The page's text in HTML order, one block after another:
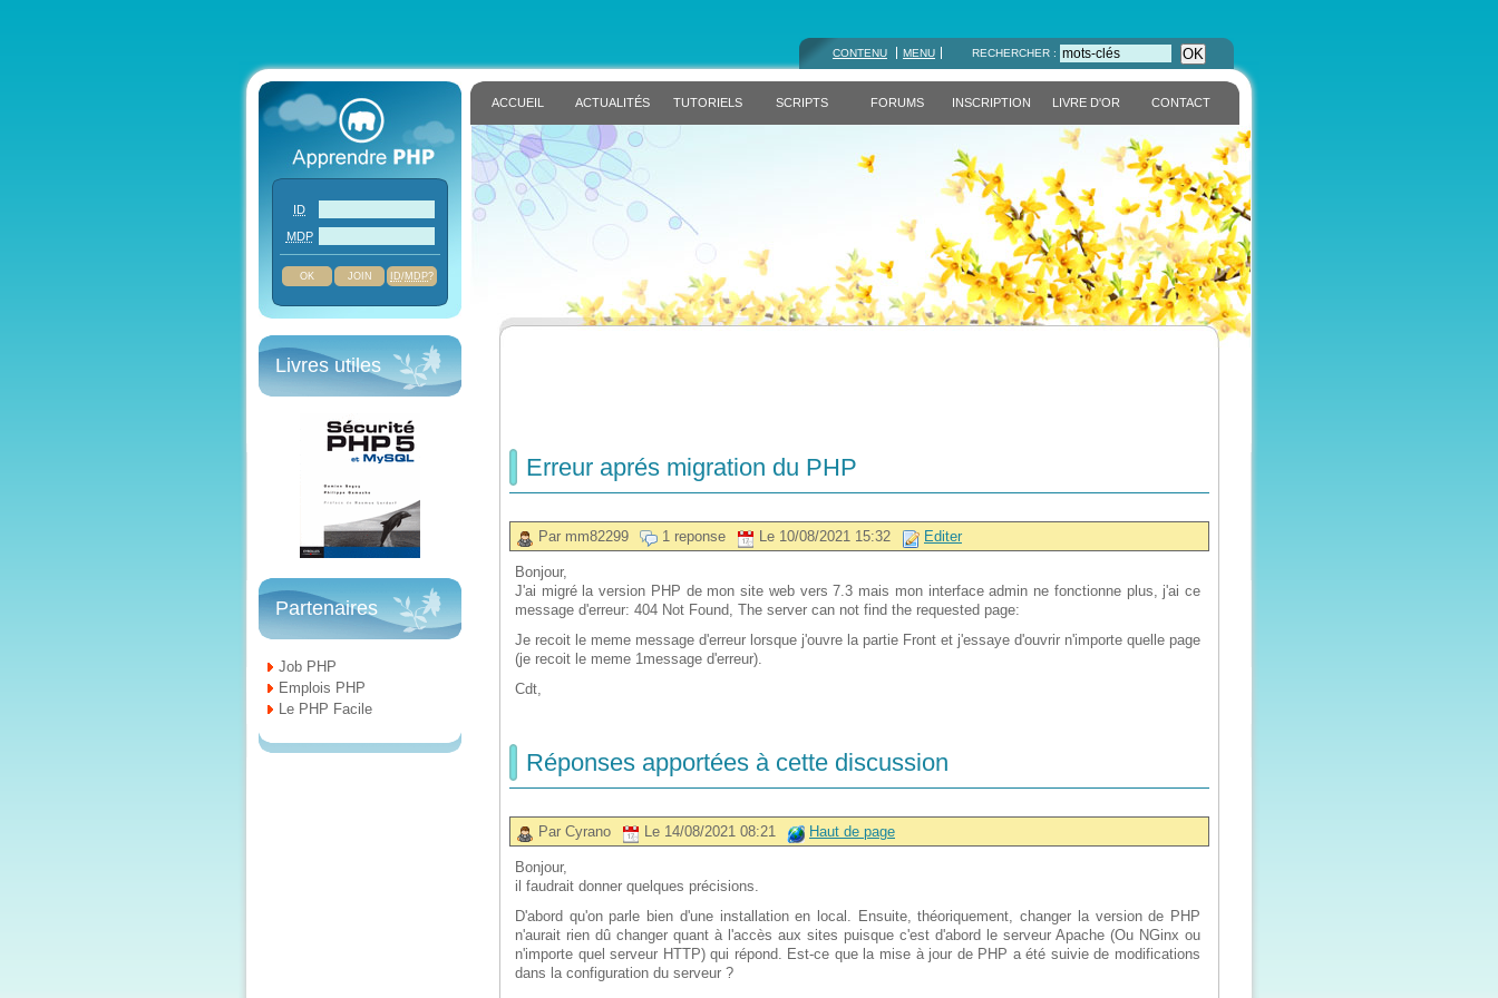
CONTENU MENU RECHERCHER : OK
ACCUEIL ACTUALITÉS TUTORIELS SCRIPTS FORUMS INSCRIPTION LIVRE D'OR CONTACT
Erreur aprés migration du PHP
Par mm82299 1 reponse Le 10/08/2021 15:32 Editer
Bonjour,
J'ai migré la version PHP de mon site web vers 7.3 mais mon interface admin ne fonctionne plus, j'ai ce
message d'erreur: 404 Not Found, The server can not find the requested page:
Je recoit le meme message d'erreur lorsque j'ouvre la partie Front et j'essaye d'ouvrir n'importe quelle page
(je recoit le meme 1message d'erreur).
Cdt,
Réponses apportées à cette discussion
Par Cyrano Le 14/08/2021 08:21 Haut de page
Bonjour,
il faudrait donner quelques précisions.
D'abord qu'on parle bien d'une installation en local. Ensuite, théoriquement, changer la version de PHP
n'aurait rien dû changer quant à l'accès aux sites puisque c'est d'abord le serveur Apache (Ou NGinx ou
n'importe quel serveur HTTP) qui répond. Est-ce que la mise à jour de PHP a été suivie de modifications
dans la configuration du serveur ?
ID
MDP
JOIN ID/MDP?
Livres utiles
Partenaires
Job PHP
Emplois PHP
Le PHP Facile